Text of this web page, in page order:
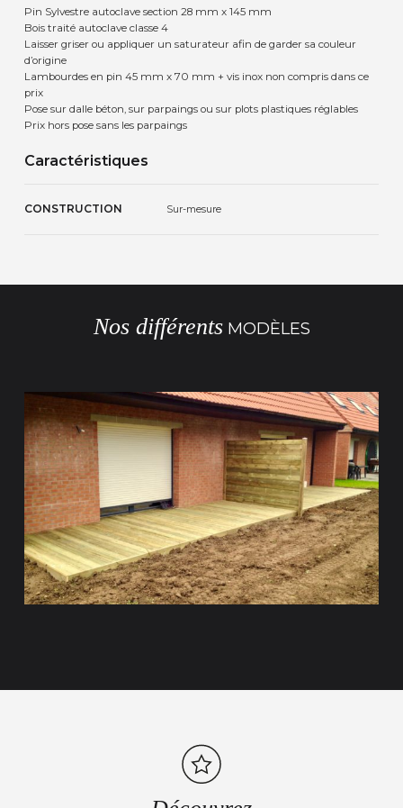
Pin Sylvestre autoclave section 28 mm x 145 mm
Bois traité autoclave classe 4
Laisser griser ou appliquer un saturateur afin de garder sa couleur
d’origine
Lambourdes en pin 45 mm x 70 mm + vis inox non compris dans ce
prix
Pose sur dalle béton, sur parpaings ou sur plots plastiques réglables
Prix hors pose sans les parpaings
Caractéristiques
CONSTRUCTION Sur-mesure
Nos différentsMODÈLES